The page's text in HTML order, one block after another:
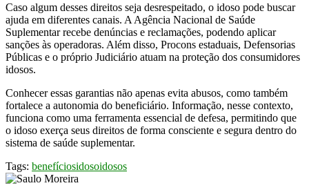
Caso algum desses direitos seja desrespeitado, o idoso pode buscar
ajuda em diferentes canais. A Agência Nacional de Saúde
Suplementar recebe denúncias e reclamações, podendo aplicar
sanções às operadoras. Além disso, Procons estaduais, Defensorias
Públicas e o próprio Judiciário atuam na proteção dos consumidores
idosos.
Conhecer essas garantias não apenas evita abusos, como também
fortalece a autonomia do beneficiário. Informação, nesse contexto,
funciona como uma ferramenta essencial de defesa, permitindo que
o idoso exerça seus direitos de forma consciente e segura dentro do
sistema de saúde suplementar.
Tags: benefíciosidosoidosos